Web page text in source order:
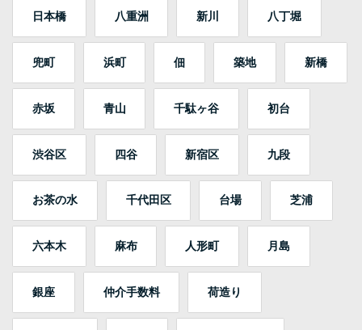
日本橋 八重洲 新川 八丁堀
兜町 浜町 佃 築地 新橋
赤坂 青山 千駄ヶ谷 初台
渋谷区 四谷 新宿区 九段
お茶の水 千代田区 台場 芝浦
六本木 麻布 人形町 月島
銀座 仲介手数料 荷造り